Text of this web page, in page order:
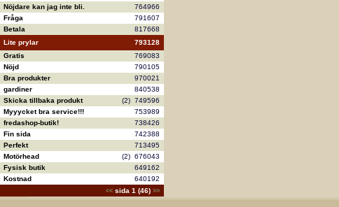
Nöjdare kan jag inte bli.
764966
Fråga
791607
Betala
817668
Lite prylar
793128
Gratis
769083
Nöjd
790105
Bra produkter
970021
gardiner
840538
Skicka tillbaka produkt (2) 749596
Myyycket bra service!!!
753989
fredashop-butik!
738426
Fin sida
742388
Perfekt
713495
Motörhead (2) 676043
Fysisk butik
649162
Kostnad 640192
<< sida 1 (46) >>